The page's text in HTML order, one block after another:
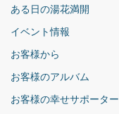
ある日の湯花満開
イベント情報
お客様から
お客様のアルバム
お客様の幸せサポーター